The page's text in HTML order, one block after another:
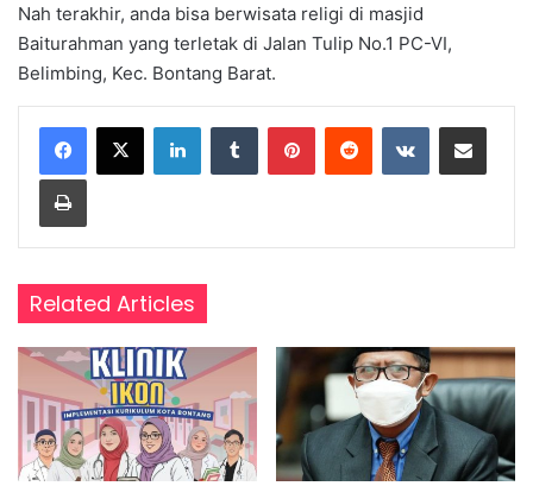
Nah terakhir, anda bisa berwisata religi di masjid
Baiturahman yang terletak di Jalan Tulip No.1 PC-VI,
Belimbing, Kec. Bontang Barat.
Related Articles